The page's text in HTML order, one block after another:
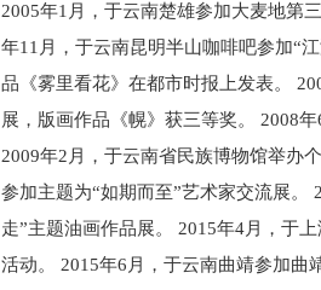
2005年1月，于云南楚雄参加大麦地第
年11月，于云南昆明半山咖啡吧参加“
品《雾里看花》在都市时报上发表。
展，版画作品《幌》获三等奖。 2008
2009年2月，于云南省民族博物馆举办
参加主题为“如期而至”艺术家交流展。
走”主题油画作品展。 2015年4月，于
活动。 2015年6月，于云南曲靖参加曲